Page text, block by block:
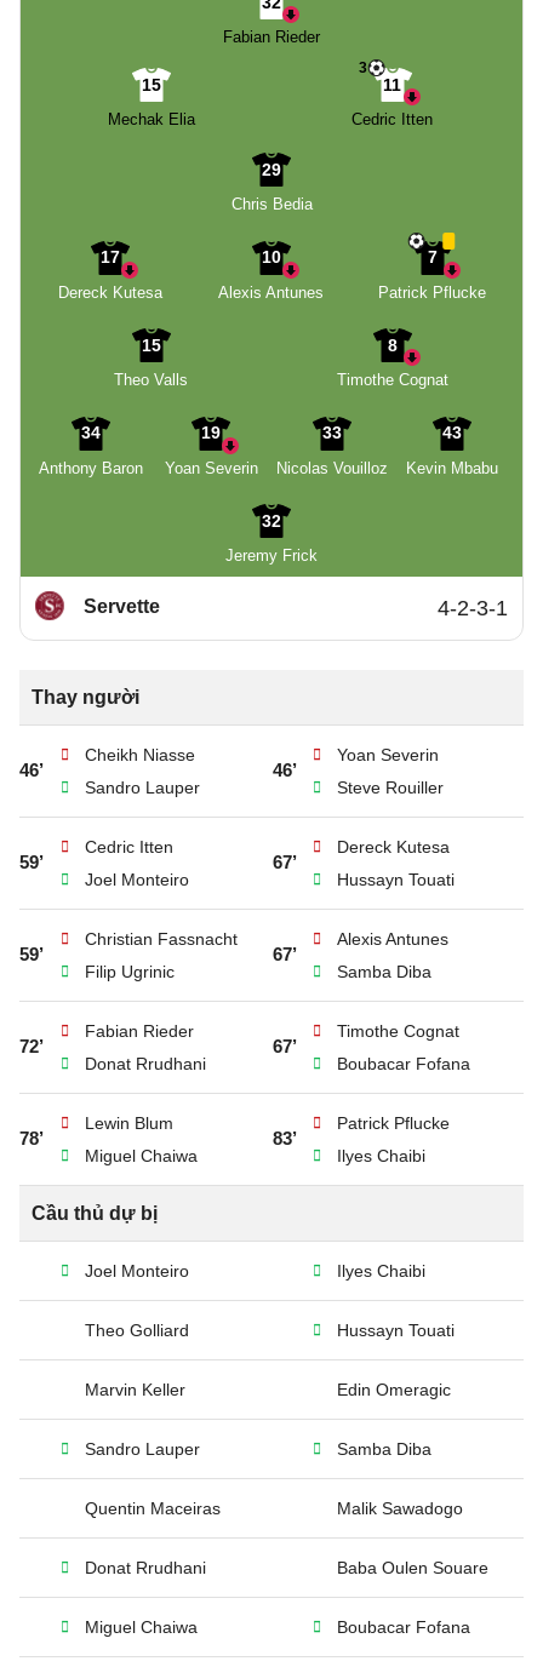
Fabian Rieder
15
Mechak Elia
11
3
Cedric Itten
29
Chris Bedia
17
Dereck Kutesa
10
Alexis Antunes
7
Patrick Pflucke
15
Theo Valls
8
Timothe Cognat
34
Anthony Baron
19
Yoan Severin
33
Nicolas Vouilloz
43
Kevin Mbabu
32
Jeremy Frick
Servette 4-2-3-1
Thay người
46’
Cheikh Niasse
Sandro Lauper
46’
Yoan Severin
Steve Rouiller
59’
Cedric Itten
Joel Monteiro
67’
Dereck Kutesa
Hussayn Touati
59’
Christian Fassnacht
Filip Ugrinic
67’
Alexis Antunes
Samba Diba
72’
Fabian Rieder
Donat Rrudhani
67’
Timothe Cognat
Boubacar Fofana
78’
Lewin Blum
Miguel Chaiwa
83’
Patrick Pflucke
Ilyes Chaibi
Cầu thủ dự bị
Joel Monteiro Ilyes Chaibi
Theo Golliard Hussayn Touati
Marvin Keller Edin Omeragic
Sandro Lauper Samba Diba
Quentin Maceiras Malik Sawadogo
Donat Rrudhani Baba Oulen Souare
Miguel Chaiwa Boubacar Fofana